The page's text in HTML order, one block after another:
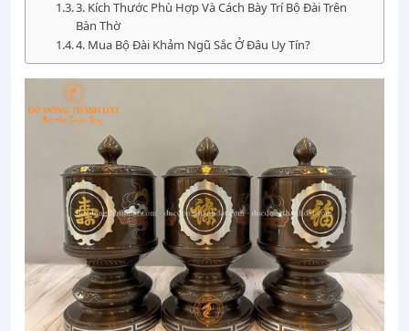
3. Kích Thước Phù Hợp Và Cách Bày Trí Bộ Đài Trên
Bàn Thờ
4. Mua Bộ Đài Khảm Ngũ Sắc Ở Đâu Uy Tín?